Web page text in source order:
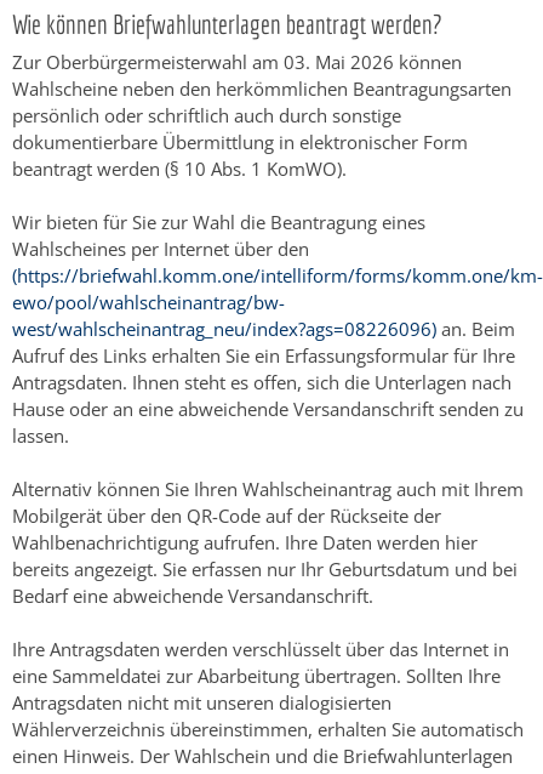
Wie können Briefwahlunterlagen beantragt werden?
Zur Oberbürgermeisterwahl am 03. Mai 2026 können
Wahlscheine neben den herkömmlichen Beantragungsarten
persönlich oder schriftlich auch durch sonstige
dokumentierbare Übermittlung in elektronischer Form
beantragt werden (§ 10 Abs. 1 KomWO).
Wir bieten für Sie zur Wahl die Beantragung eines
Wahlscheines per Internet über den
(https://briefwahl.komm.one/intelliform/forms/komm.one/km-
ewo/pool/wahlscheinantrag/bw-
west/wahlscheinantrag_neu/index?ags=08226096) an. Beim
Aufruf des Links erhalten Sie ein Erfassungsformular für Ihre
Antragsdaten. Ihnen steht es offen, sich die Unterlagen nach
Hause oder an eine abweichende Versandanschrift senden zu
lassen.
Alternativ können Sie Ihren Wahlscheinantrag auch mit Ihrem
Mobilgerät über den QR-Code auf der Rückseite der
Wahlbenachrichtigung aufrufen. Ihre Daten werden hier
bereits angezeigt. Sie erfassen nur Ihr Geburtsdatum und bei
Bedarf eine abweichende Versandanschrift.
Ihre Antragsdaten werden verschlüsselt über das Internet in
eine Sammeldatei zur Abarbeitung übertragen. Sollten Ihre
Antragsdaten nicht mit unseren dialogisierten
Wählerverzeichnis übereinstimmen, erhalten Sie automatisch
einen Hinweis. Der Wahlschein und die Briefwahlunterlagen